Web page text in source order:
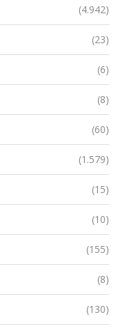
(4.942)
(23)
(6)
(8)
(60)
(1.579)
(15)
(10)
(155)
(8)
(130)